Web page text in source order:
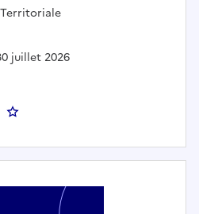
juillet 2026
: ATSEM (h/f) - COMMUNE DE